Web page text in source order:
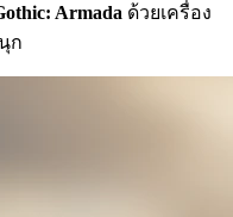
Armada ด้วยเครื่อง
ก